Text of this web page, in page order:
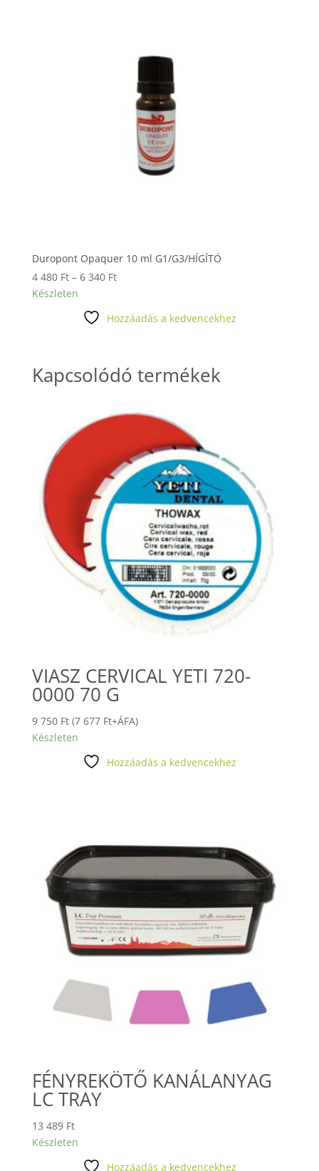
Duropont Opaquer 10 ml G1/G3/HÍGÍTÓ
4 480 Ft – 6 340 FtÁrtartomány:
-
Készleten
Hozzáadás a kedvencekhez
Kapcsolódó termékek
VIASZ CERVICAL YETI 720-
0000 70 G
9 750 Ft (7 677 Ft+ÁFA)
Készleten
Hozzáadás a kedvencekhez
FÉNYREKÖTŐ KANÁLANYAG
LC TRAY
13 489 Ft
Készleten
Hozzáadás a kedvencekhez